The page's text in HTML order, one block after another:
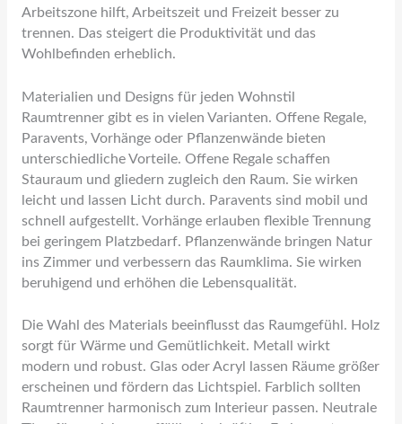
Arbeitszone hilft, Arbeitszeit und Freizeit besser zu
trennen. Das steigert die Produktivität und das
Wohlbefinden erheblich.
Materialien und Designs für jeden Wohnstil
Raumtrenner gibt es in vielen Varianten. Offene Regale,
Paravents, Vorhänge oder Pflanzenwände bieten
unterschiedliche Vorteile. Offene Regale schaffen
Stauraum und gliedern zugleich den Raum. Sie wirken
leicht und lassen Licht durch. Paravents sind mobil und
schnell aufgestellt. Vorhänge erlauben flexible Trennung
bei geringem Platzbedarf. Pflanzenwände bringen Natur
ins Zimmer und verbessern das Raumklima. Sie wirken
beruhigend und erhöhen die Lebensqualität.
Die Wahl des Materials beeinflusst das Raumgefühl. Holz
sorgt für Wärme und Gemütlichkeit. Metall wirkt
modern und robust. Glas oder Acryl lassen Räume größer
erscheinen und fördern das Lichtspiel. Farblich sollten
Raumtrenner harmonisch zum Interieur passen. Neutrale